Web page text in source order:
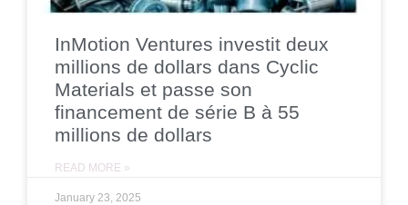
InMotion Ventures investit deux
millions de dollars dans Cyclic
Materials et passe son
financement de série B à 55
millions de dollars
READ MORE »
January 23, 2025